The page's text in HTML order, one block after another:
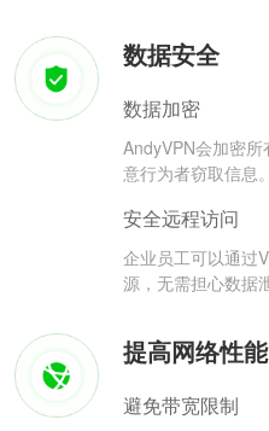
数据安全
数据加密
AndyVPN会加密
意行为者窃取信息。
安全远程访问
企业员工可以通过
源，无需担心数据
提高网络性能
避免带宽限制